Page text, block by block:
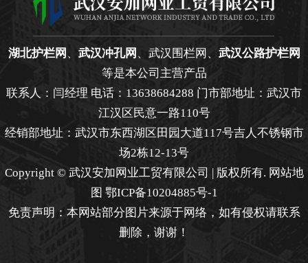
湖北护栏网 、 武汉冲孔网 、武汉围栏网、 武汉公路护栏网
等是本公司主营产品
联系人：闫经理 电话：13638684288 门市部地址：武汉市
江汉区民意一路110号
经销部地址：武汉市东西湖区田园大道117号吉人不锈钢市
场2栋12-13号
Copyright © 武汉安加网业工贸有限公司 | 版权所有. 网站地
图 鄂ICP备10204885号-1
免责声明：本网站部分图片来源于网络，如有侵权请联系
删除，谢谢！